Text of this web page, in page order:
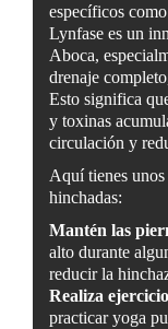
específicos
Lynfase es un
Aboca,
drenaje
Esto significa
y toxinas
circulación y
Aquí tienes
hinchadas:
Mantén las
alto durante
reducir la
Realiza
practicar yoga